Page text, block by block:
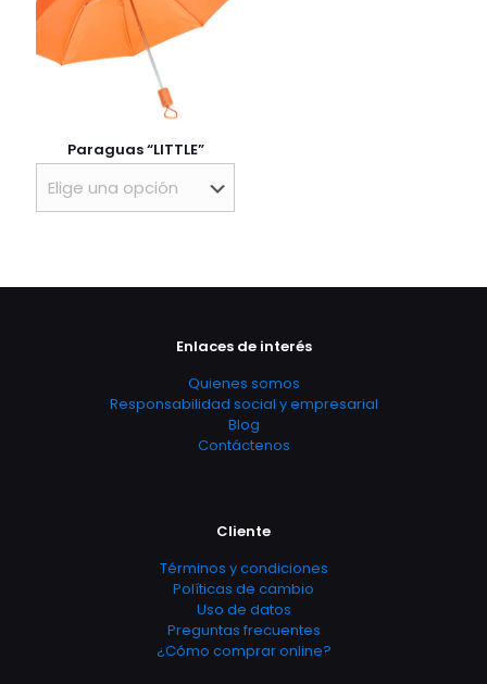
Paraguas “LITTLE”
Enlaces de interés
Quienes somos
Responsabilidad social y empresarial
Blog
Contáctenos
Cliente
Términos y condiciones
Políticas de cambio
Uso de datos
Preguntas frecuentes
¿Cómo comprar online?